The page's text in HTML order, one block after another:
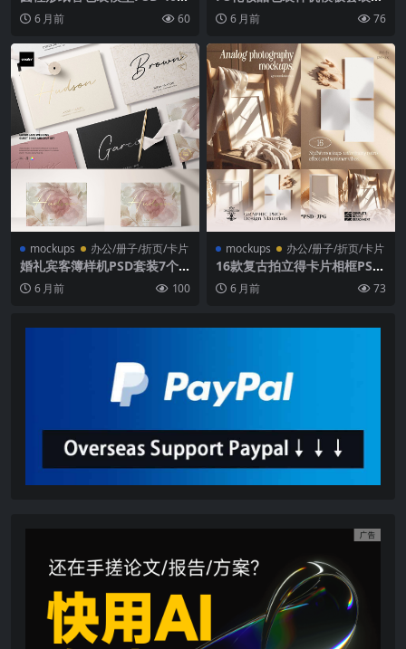
0×2667高分辨率可编辑智能对
象 环保产品展示样机
6 月前 60
0个5K高清可编辑PSD模板品
牌产品展示设计素材
6 月前 76
mockups 办公/册子/折页/卡片
婚礼宾客簿样机PSD套装7个
高分辨率多角度展示设计PS/P
hotopea专用婚礼设计素材
6 月前 100
mockups 办公/册子/折页/卡片
16款复古拍立得卡片相框PSD
模型 智能对象一键替换 70-80
年代复古照片展示样机
6 月前 73